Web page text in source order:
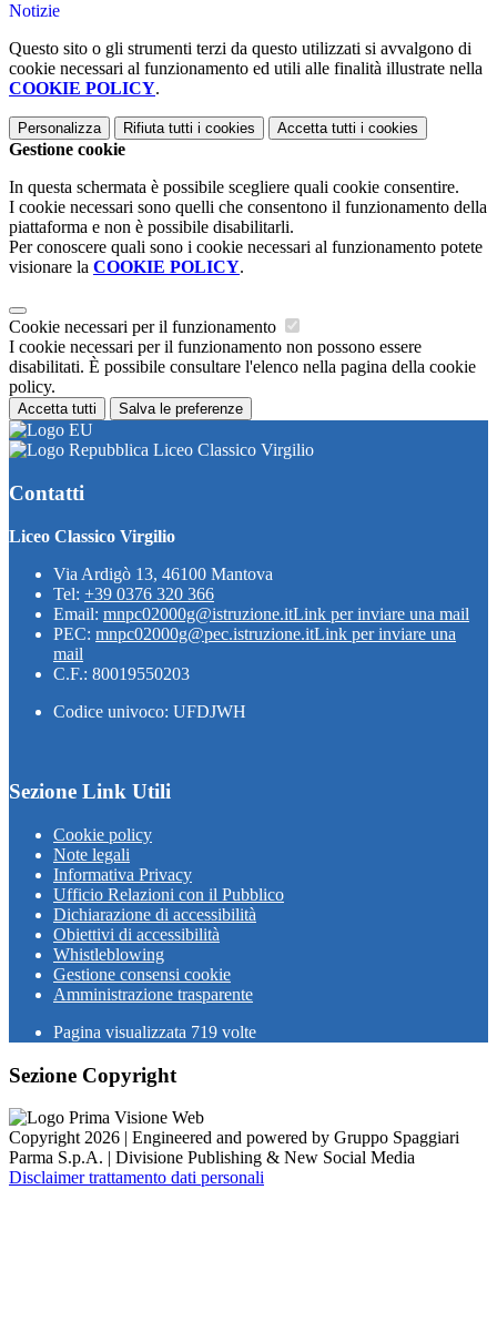
Notizie
Questo sito o gli strumenti terzi da questo utilizzati si avvalgono di
cookie necessari al funzionamento ed utili alle finalità illustrate nella
COOKIE POLICY.
Personalizza Rifiuta tutti i cookies Accetta tutti i cookies
Gestione cookie
In questa schermata è possibile scegliere quali cookie consentire.
I cookie necessari sono quelli che consentono il funzionamento della
piattaforma e non è possibile disabilitarli.
Per conoscere quali sono i cookie necessari al funzionamento potete
visionare la COOKIE POLICY.
Cookie necessari per il funzionamento
I cookie necessari per il funzionamento non possono essere
disabilitati. È possibile consultare l'elenco nella pagina della cookie
policy.
Accetta tutti Salva le preferenze
Liceo Classico Virgilio
Contatti
Liceo Classico Virgilio
Via Ardigò 13, 46100 Mantova
Tel: +39 0376 320 366
Email: mnpc02000g@istruzione.itLink per inviare una mail
PEC: mnpc02000g@pec.istruzione.itLink per inviare una
mail
C.F.: 80019550203
Codice univoco: UFDJWH
Sezione Link Utili
Cookie policy
Note legali
Informativa Privacy
Ufficio Relazioni con il Pubblico
Dichiarazione di accessibilità
Obiettivi di accessibilità
Whistleblowing
Gestione consensi cookie
Amministrazione trasparente
Pagina visualizzata 719 volte
Sezione Copyright
Copyright 2026 | Engineered and powered by Gruppo Spaggiari
Parma S.p.A. | Divisione Publishing & New Social Media
Disclaimer trattamento dati personali